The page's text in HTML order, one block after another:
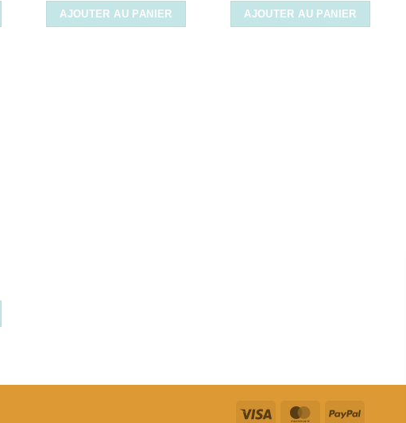
AJOUTER AU PANIER AJOUTER AU PANIER
Visa MasterCardPayPal